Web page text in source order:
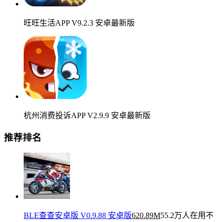
旺旺生活APP V9.2.3 安卓最新版
杭州消费投诉APP V2.9.9 安卓最新版
推荐排名
BLE查查安卓版 V0.9.88 安卓版620.89M55.2万人在用 不